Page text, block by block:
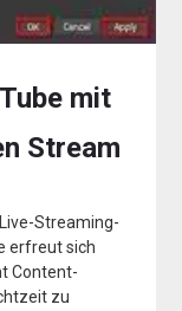
mit
Stream
Streaming-
erfreut sich
Content-
zu